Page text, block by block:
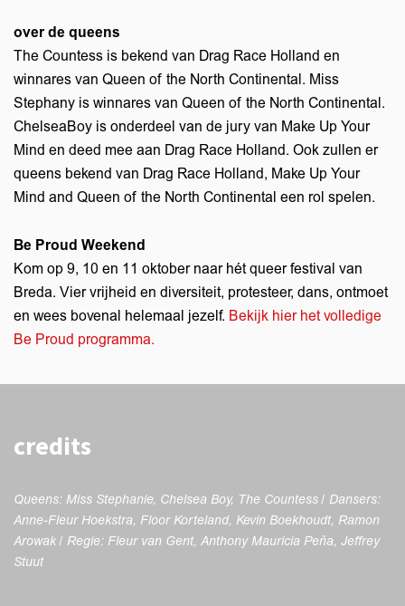
over de queens
The Countess is bekend van Drag Race Holland en
winnares van Queen of the North Continental. Miss
Stephany is winnares van Queen of the North Continental.
ChelseaBoy is onderdeel van de jury van Make Up Your
Mind en deed mee aan Drag Race Holland. Ook zullen er
queens bekend van Drag Race Holland, Make Up Your
Mind and Queen of the North Continental een rol spelen.
Be Proud Weekend
Kom op 9, 10 en 11 oktober naar hét queer festival van
Breda. Vier vrijheid en diversiteit, protesteer, dans, ontmoet
en wees bovenal helemaal jezelf. Bekijk hier het volledige
Be Proud programma.
credits
Queens: Miss Stephanie, Chelsea Boy, The Countess / Dansers:
Anne-Fleur Hoekstra, Floor Korteland, Kevin Boekhoudt, Ramon
Arowak / Regie: Fleur van Gent, Anthony Mauricia Peña, Jeffrey
Stuut